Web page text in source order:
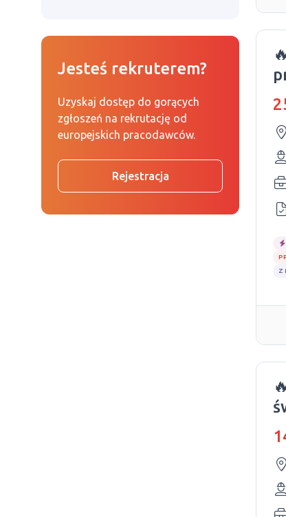
Jesteś rekruterem?
Uzyskaj dostęp do gorących
zgłoszeń na rekrutację od
europejskich pracodawców.
Rejestracja
Z